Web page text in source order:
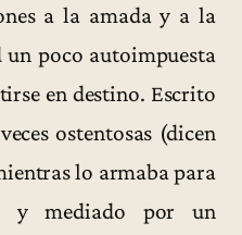
a la amada y a la
poco autoimpuesta
en destino. Escrito
ostentosas (dicen
lo armaba para
y mediado por un